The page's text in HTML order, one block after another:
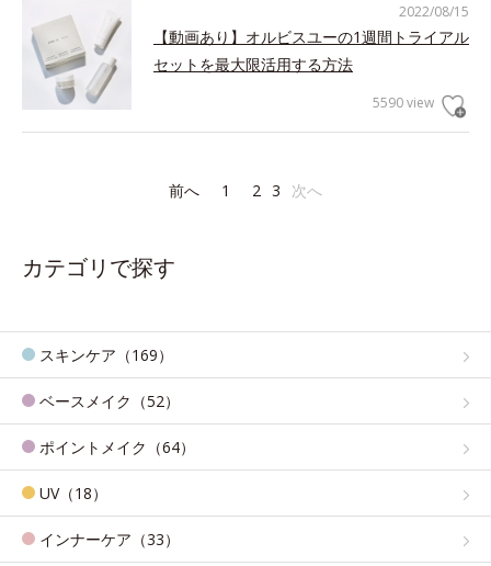
2022/08/15
【動画あり】オルビスユーの1週間トライアル
セットを最大限活用する方法
5590 view
前へ 1 2 3 次へ
カテゴリで探す
スキンケア（169）
ベースメイク（52）
ポイントメイク（64）
UV（18）
インナーケア（33）